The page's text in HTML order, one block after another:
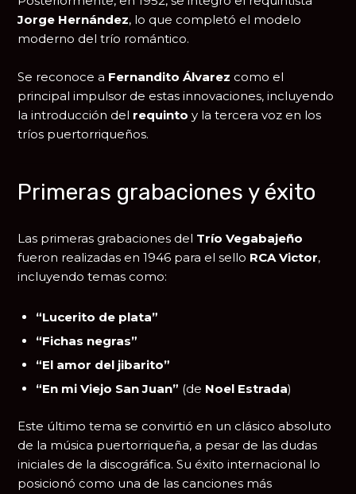
Jorge Hernández, lo que completó el modelo
moderno del trío romántico.
Se reconoce a Fernandito Álvarez como el
principal impulsor de estas innovaciones, incluyendo
la introducción del requinto y la tercera voz en los
tríos puertorriqueños.
Primeras grabaciones y éxito
Las primeras grabaciones del Trío Vegabajeño
fueron realizadas en 1946 para el sello RCA Victor,
incluyendo temas como:
“Lucerito de plata”
“Fichas negras”
“El amor del jibarito”
“En mi Viejo San Juan” (de Noel Estrada)
Este último tema se convirtió en un clásico absoluto
de la música puertorriqueña, a pesar de las dudas
iniciales de la discográfica. Su éxito internacional lo
posicionó como una de las canciones más